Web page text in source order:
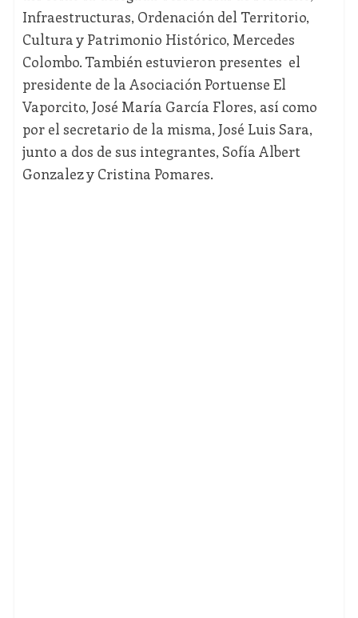
Infraestructuras, Ordenación del Territorio,
Cultura y Patrimonio Histórico, Mercedes
Colombo. También estuvieron presentes el
presidente de la Asociación Portuense El
Vaporcito, José María García Flores, así como
por el secretario de la misma, José Luis Sara,
junto a dos de sus integrantes, Sofía Albert
Gonzalez y Cristina Pomares.